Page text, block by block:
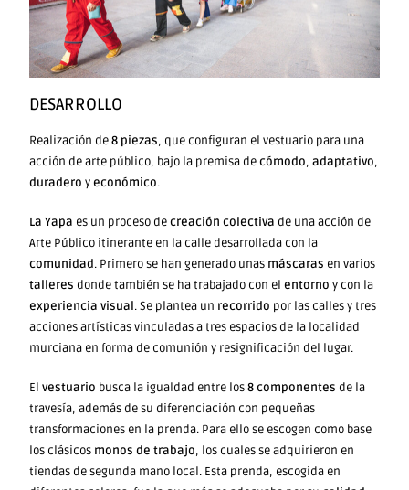
DESARROLLO
Realización de8 piezas, que configuran el vestuario para una
acción de arte público, bajo la premisa decómodo,adaptativo,
duradero yeconómico.
La Yapa es un proceso decreación colectiva de una acción de
Arte Público itinerante en la calle desarrollada con la
comunidad. Primero se han generado unas máscaras en varios
talleres donde también se ha trabajado con elentorno y con la
experiencia visual. Se plantea un recorrido por las calles y tres
acciones artísticas vinculadas a tres espacios de la localidad
murciana en forma de comunión y resignificación del lugar.
Elvestuario busca la igualdad entre los8 componentes de la
travesía, además de su diferenciación con pequeñas
transformaciones en la prenda. Para ello se escogen como base
los clásicos monos de trabajo, los cuales se adquirieron en
tiendas de segunda mano local. Esta prenda, escogida en